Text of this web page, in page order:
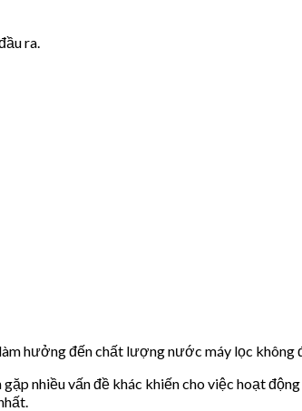
ra.
hưởng đến chất lượng nước máy lọc không
nhiều vấn đề khác khiến cho việc hoạt